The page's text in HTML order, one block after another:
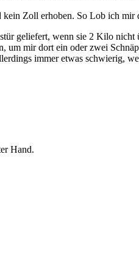
kein Zoll erhoben. So Lob ich mir
geliefert, wenn sie 2 Kilo nicht
um mir dort ein oder zwei
immer etwas schwierig,
Hand.